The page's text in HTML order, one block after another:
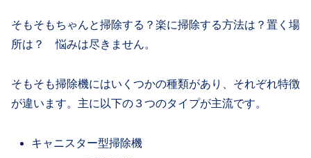
そもそもちゃんと掃除する？楽に掃除する方法は？置く場
所は？ 悩みは尽きません。
そもそも掃除機にはいくつかの種類があり、それぞれ特徴
が違います。主に以下の３つのタイプが主流です。
キャニスター型掃除機